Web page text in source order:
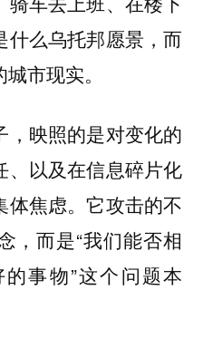
什么乌托邦愿景，而
市现实。
，映照的是对变化的
、以及在信息碎片化
体焦虑。它攻击的不
，而是“我们能否相
事物”这个问题本